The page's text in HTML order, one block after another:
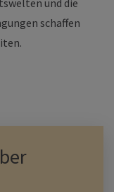
und die
schaffen